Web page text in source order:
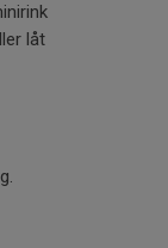
låt